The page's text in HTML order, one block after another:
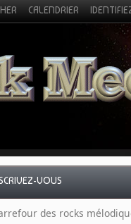
CALENDRIER
VOUS
des rocks